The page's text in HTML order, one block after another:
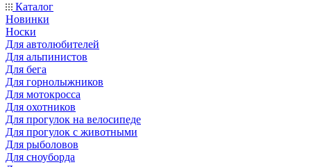
Каталог
Новинки
Носки
Для автолюбителей
Для альпинистов
Для бега
Для горнолыжников
Для мотокросса
Для охотников
Для прогулок на велосипеде
Для прогулок с животными
Для рыболовов
Для сноуборда